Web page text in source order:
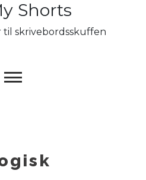
Shorts
skrivebordsskuffen